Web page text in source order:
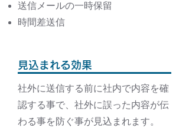
送信メールの一時保留
時間差送信
見込まれる効果
社外に送信する前に社内で内容を確
認する事で、社外に誤った内容が伝
わる事を防ぐ事が見込まれます。